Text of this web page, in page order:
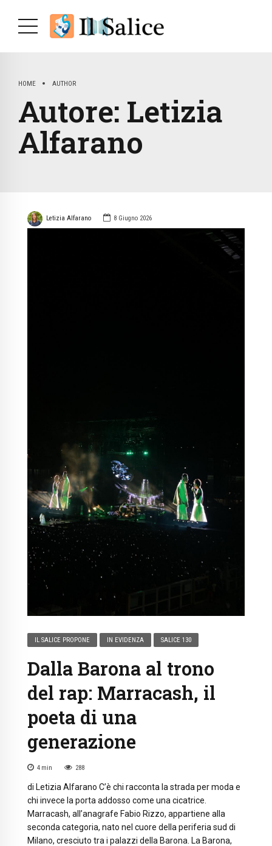
HOME AUTHOR
Autore: Letizia
Alfarano
Letizia Alfarano 8 Giugno 2026
IL SALICE PROPONE IN EVIDENZA SALICE 130
Dalla Barona al trono
del rap: Marracash, il
poeta di una
generazione
4 min 288
di Letizia Alfarano C’è chi racconta la strada per moda e
chi invece la porta addosso come una cicatrice.
Marracash, all’anagrafe Fabio Rizzo, appartiene alla
seconda categoria, nato nel cuore della periferia sud di
Milano, cresciuto tra i palazzi della Barona. La Barona,